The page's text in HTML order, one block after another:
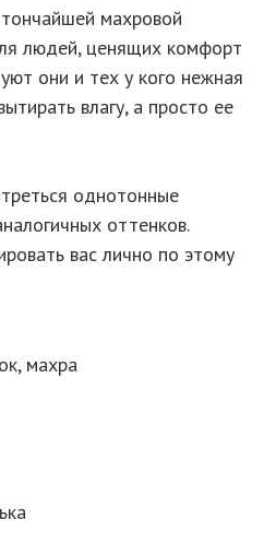
махровой
людей, ценящих комфорт
они и тех у кого нежная
влагу, а просто ее
однотонные
оттенков.
вас лично по этому
махра